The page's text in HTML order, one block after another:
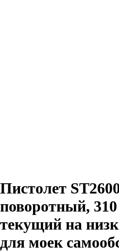
Пистолет
поворотный,
текущий на
для моек